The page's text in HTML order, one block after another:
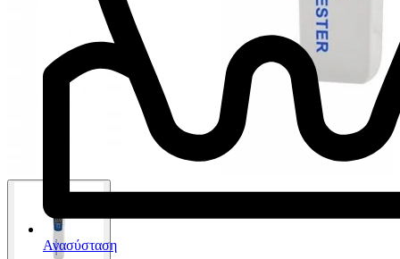
Ανασύσταση